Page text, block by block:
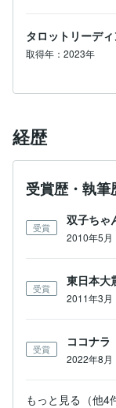
タロットリーデ
取得年：2023年
経歴
受賞歴・執筆
受賞
双子ちゃ
2010年5月
受賞
東日本大
2011年3月
受賞
ココナ
2022年8月
もっと見る（他4